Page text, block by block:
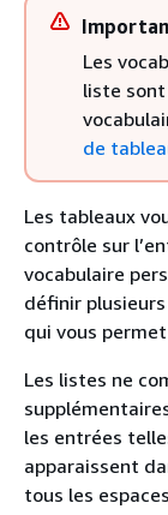
Les
liste sont
de
Les tableaux
contrôle sur
vocabulaire
définir
qui vous
Les listes ne
les entrées
apparaissent
tous les